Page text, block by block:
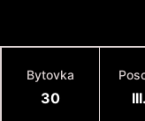
Bytovka
30